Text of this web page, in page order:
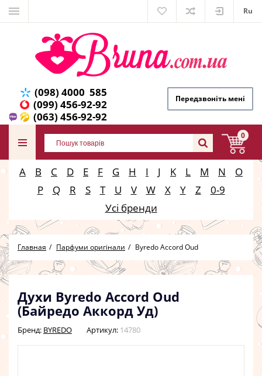
Ru
(098) 4000 585
(099) 456-92-92
(063) 456-92-92
Передзвоніть мені
0
A B C D E F G H I J K L M N
O
P
Q R S T U V W X Y Z
0-9
Усі бренди
Главная Парфуми оригінали Byredo Accord Oud
Духи Byredo Accord Oud
(Байредо Аккорд Уд)
Бренд: BYREDO Артикул: 14780